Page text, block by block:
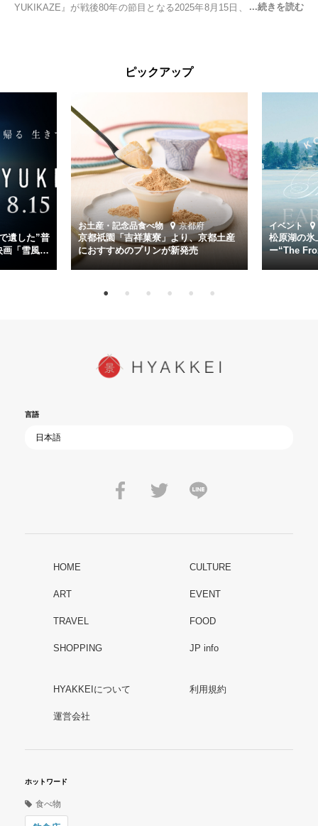
YUKIKAZE』が戦後80年の節目となる2025年8月15日、全国公開され
くの仲間の命を救い帰還させ、戦後まで生き抜き「幸運艦」と呼ばれ
主演は「雪風」の艦長・寺澤一利を演じる竹野内豊。先任伍長・早瀬
幸平を玉木宏が演じるほか、奥平大兼、田中麗奈、石丸幹二、益岡徹
など実力派俳優が共演。そして戦艦大和と運命を共にした帝国海軍・
第二艦隊司令長官、伊藤整一を中井貴一が圧倒的な存在感で演じ切
る。
時代が再び、分断と暴力に揺れる現代。本作は「同じ過ちを繰り返す
道を歩んではいないか」と、彼らが命をかけて守りたいと願っ
た”今”を生きる私達に問いかける。戦後80年、戦争の記憶が薄れゆく
今だからこそ、尊い平和の価値を未来に繋ぐ作品『雪風 YUKIKAZE』
を多くの方にご覧いただきたい。
ピックアップ
遺した”普
画「雪風
お土産・記念品食べ物 京都府
京都祇園「吉祥菓寮」より、京都土産
におすすめのプリンが新発売
イベント
松原湖の氷
ー“The
言語
HOME CULTURE
ART EVENT
TRAVEL FOOD
SHOPPING JP info
HYAKKEIについて 利用規約
運営会社
ホットワード
食べ物